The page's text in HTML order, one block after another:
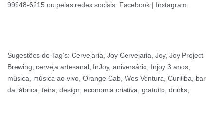
99948-6215 ou pelas redes sociais: Facebook | Instagram.
Sugestões de Tag’s: Cervejaria, Joy Cervejaria, Joy, Joy Project
Brewing, cerveja artesanal, InJoy, aniversário, Injoy 3 anos,
música, música ao vivo, Orange Cab, Wes Ventura, Curitiba, bar
da fábrica, feira, design, economia criativa, gratuito, drinks,